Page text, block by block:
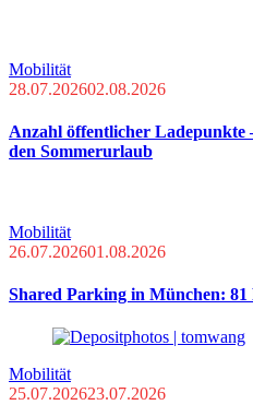
Mobilität
28.07.202602.08.2026
Anzahl öffentlicher Ladepunkte
den Sommerurlaub
Mobilität
26.07.202601.08.2026
Shared Parking in München:
Mobilität
25.07.202623.07.2026